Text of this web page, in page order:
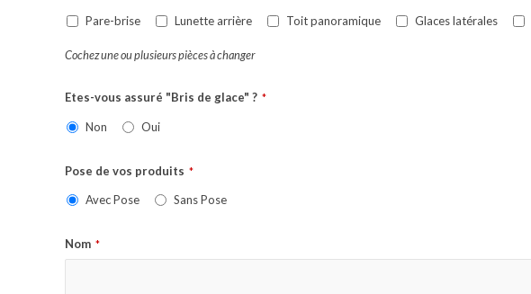
Pare-brise Lunette arrière Toit panoramique Glaces latérales
Cochez une ou plusieurs pièces à changer
Etes-vous assuré "Bris de glace" ? *
Non Oui
Pose de vos produits *
Avec Pose Sans Pose
Nom *